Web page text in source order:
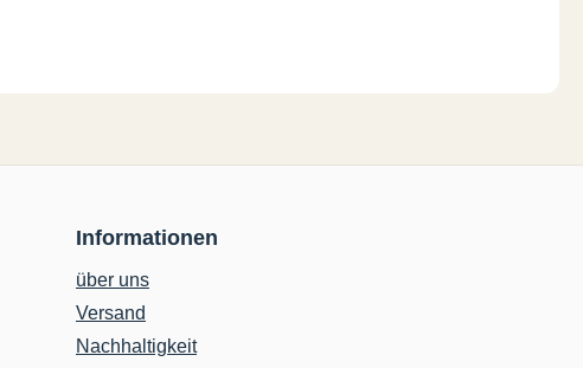
Informationen
über uns
Versand
Nachhaltigkeit